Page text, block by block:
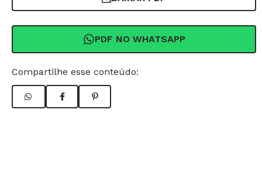
PDF NO WHATSAPP
Compartilhe esse conteúdo: